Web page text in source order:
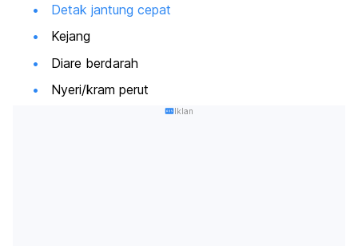
Detak jantung cepat
Kejang
Diare berdarah
Nyeri/kram perut
Iklan